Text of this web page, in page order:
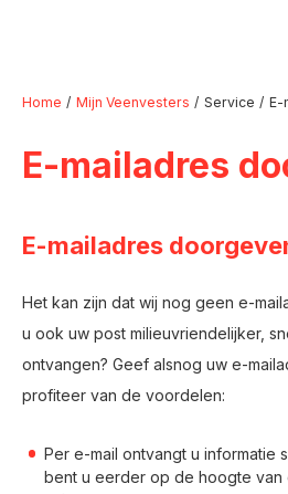
Naar hoofdinhoud
Naar hoofdnavigatiemenu
Naar zoeken
Home Mijn Veenvesters Service E-
E-mailadres
E-mailadres
Het kan zijn dat wij nog geen e-
u ook uw post milieuvriendelijker,
ontvangen? Geef alsnog uw e-
profiteer van de voordelen:
Per e-mail ontvangt u informatie
bent u eerder op de hoogte van